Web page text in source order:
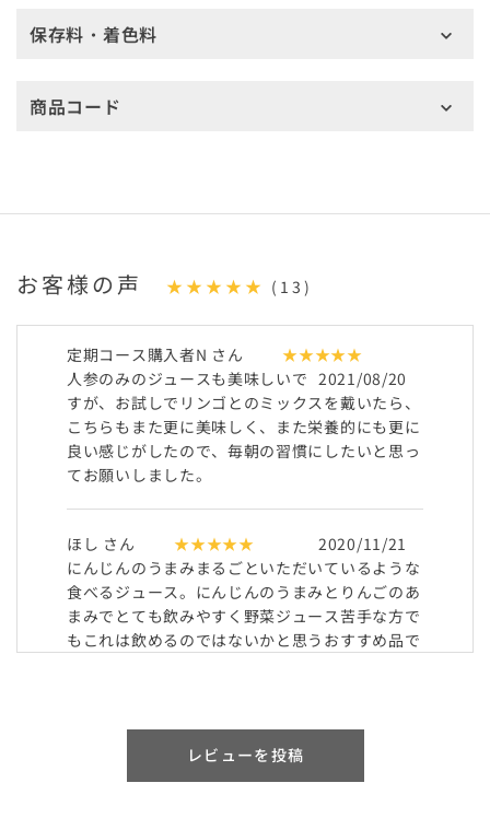
保存料・着色料
商品コード
お客様の声 ★★★★★ (13)
定期コース購入者N さん
★★★★★
2021/08/20
人参のみのジュースも美味しいで
すが、お試しでリンゴとのミックスを戴いたら、
こちらもまた更に美味しく、また栄養的にも更に
良い感じがしたので、毎朝の習慣にしたいと思っ
てお願いしました。
ほし さん ★★★★★
2020/11/21
にんじんのうまみまるごといただいているような
食べるジュース。にんじんのうまみとりんごのあ
まみでとても飲みやすく野菜ジュース苦手な方で
もこれは飲めるのではないかと思うおすすめ品で
菊雄 さん ★★★★☆
2018/10/08
レビューを投稿